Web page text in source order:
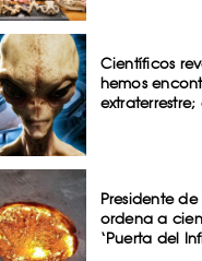
Científicos
hemos
extraterrestre;
Presidente de
ordena a
‘Puerta del